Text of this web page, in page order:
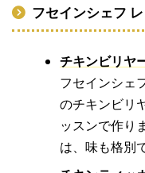
フセインシェフ
チキンビリヤ
フセインシェ
のチキンビリ
ッスンで作り
は、味も格別